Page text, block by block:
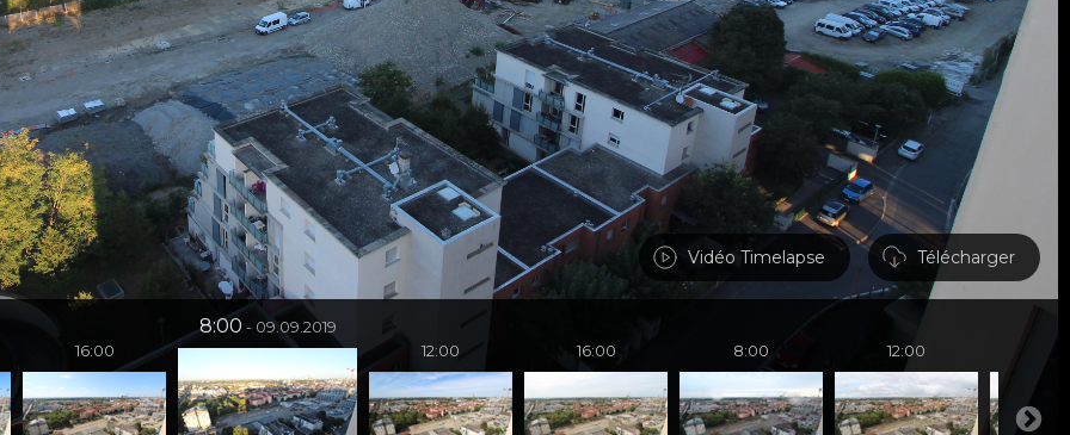
Vidéo Timelapse Télécharger
12:00
8:00
16:00
12:00
09.09.2019
8:00
16:00